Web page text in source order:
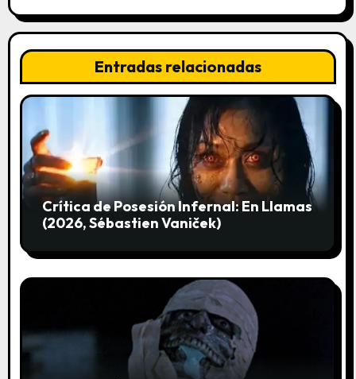
d
e
e
n
t
r
d
a
Entradas relacionadas
Crítica de Posesión Infernal: En Llamas
(2026, Sébastien Vaniček)